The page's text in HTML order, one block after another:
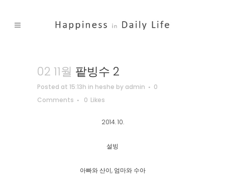
02 11월 팥빙수 2
Posted at 15:13h in heshe by admin
0
Comments
0 Likes
2014. 10.
설빙
아빠와 산이, 엄마와 수아